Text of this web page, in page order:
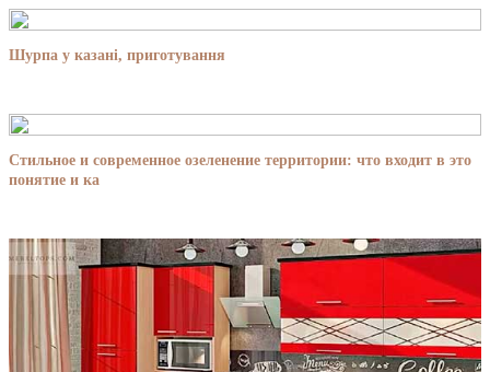
Шурпа у казані, приготування
Стильное и современное озеленение территории: что входит в это
понятие и ка